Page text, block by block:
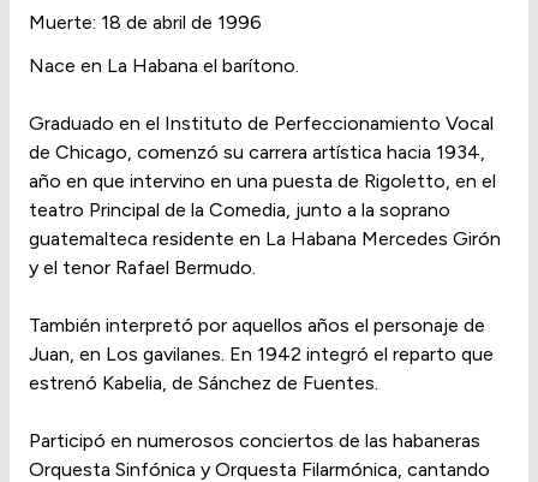
Muerte: 18 de abril de 1996
Nace en La Habana el barítono.
Graduado en el Instituto de Perfeccionamiento Vocal
de Chicago, comenzó su carrera artística hacia 1934,
año en que intervino en una puesta de Rigoletto, en el
teatro Principal de la Comedia, junto a la soprano
guatemalteca residente en La Habana Mercedes Girón
y el tenor Rafael Bermudo.
También interpretó por aquellos años el personaje de
Juan, en Los gavilanes. En 1942 integró el reparto que
estrenó Kabelia, de Sánchez de Fuentes.
Participó en numerosos conciertos de las habaneras
Orquesta Sinfónica y Orquesta Filarmónica, cantando